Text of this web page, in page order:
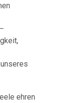
ehren